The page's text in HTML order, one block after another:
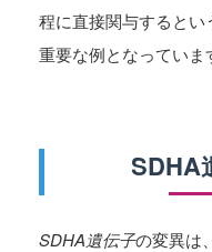
程に直接関与すると
重要な例となっていま
SDHA
SDHA遺伝子の変異は